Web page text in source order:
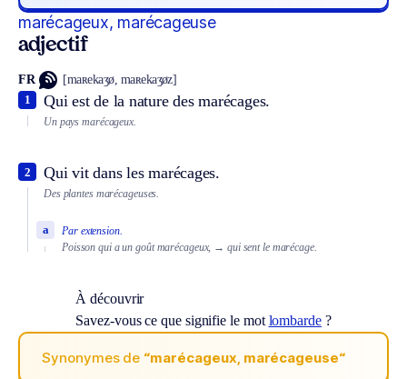
marécageux, marécageuse
adjectif
FR [maʀekaʒø, maʀekaʒøz]
Qui est de la nature des marécages.
1
Un pays marécageux.
Qui vit dans les marécages.
2
Des plantes marécageuses.
Par extension.
a
Poisson qui a un goût marécageux, → qui sent le marécage.
À découvrir
Savez-vous ce que signifie le mot lombarde?
Synonymes de “marécageux, marécageuse“